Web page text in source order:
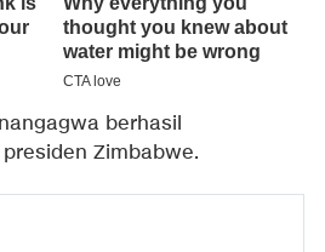
berhasil
Zimbabwe.